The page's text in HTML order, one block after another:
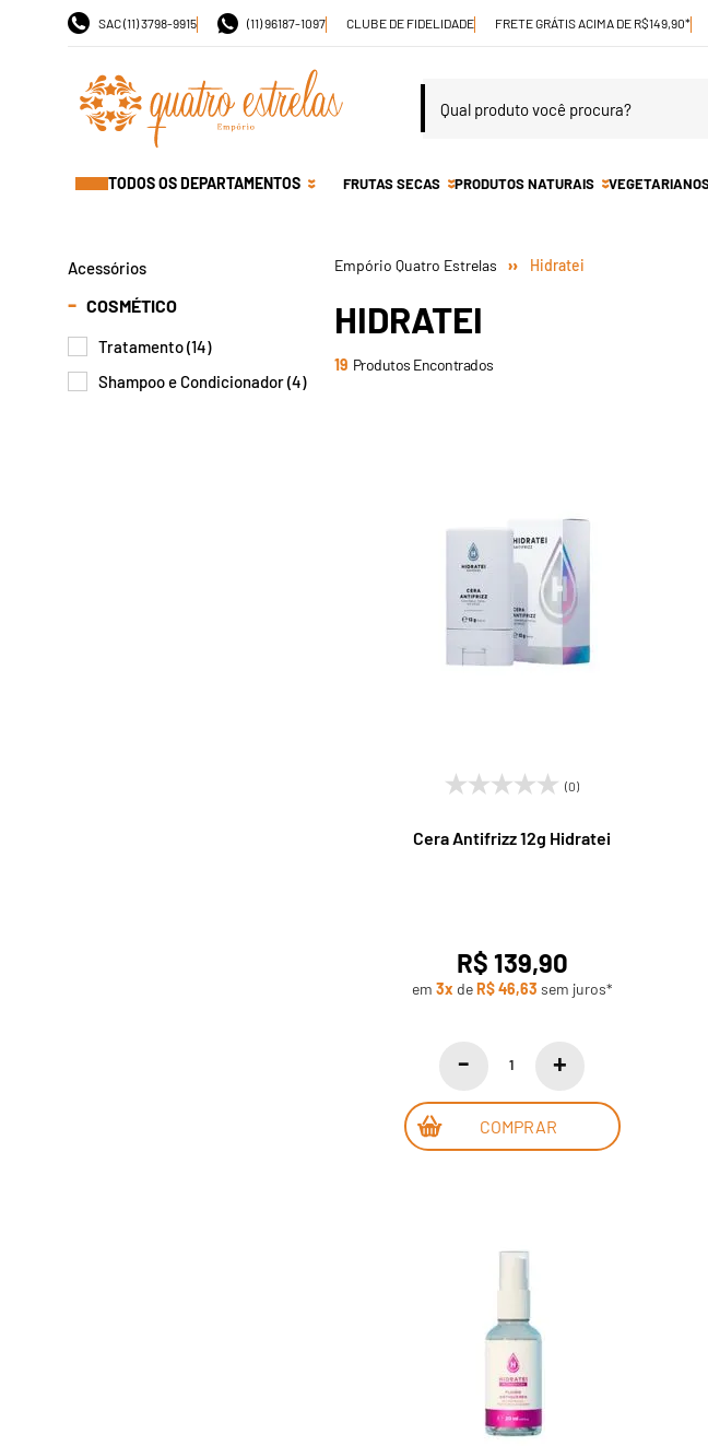
SAC (11) 3798-9915 (11) 96187-1097 CLUBE DE FIDELIDADE FRETE GRÁTIS ACIMA DE R$149,90*
TODOS OS DEPARTAMENTOS FRUTAS SECAS PRODUTOS NATURAIS
Hidratei
HIDRATEI
19 Produtos Encontrados
(0)
Cera Antifrizz 12g Hidratei
R$ 139,90
em 3x deR$ 46,63 sem juros*
COMPRAR
Acessórios
COSMÉTICO
Tratamento (14)
Shampoo e Condicionador (4)